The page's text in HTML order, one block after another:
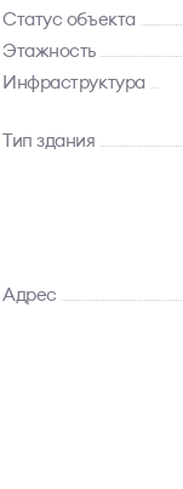
Статус объекта
Этажность
Инфраструктура
Тип здания
Адрес